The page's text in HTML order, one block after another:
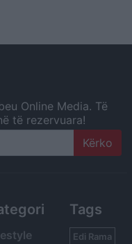
Online Media. Të
të rezervuara!
Tags
Edi Rama